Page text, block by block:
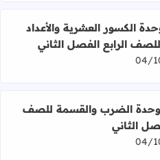
وحدة الكسور العشرية والأعداد
الكسور العشرية والأعداد
الرابع الفصل الثاني
04/
لوحدة الضرب والقسمة للصف الرابع
الضرب والقسمة للصف
الثاني
04/